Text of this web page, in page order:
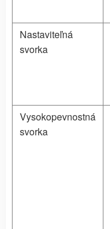
Nastaviteľná
svorka
Vysokopevnostná
svorka